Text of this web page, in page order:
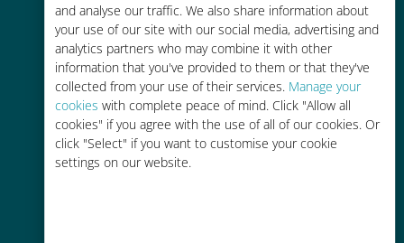
and analyse our traffic. We also share information about
your use of our site with our social media, advertising and
analytics partners who may combine it with other
information that you've provided to them or that they've
collected from your use of their services. Manage your
cookies with complete peace of mind. Click "Allow all
cookies" if you agree with the use of all of our cookies. Or
click "Select" if you want to customise your cookie
settings on our website.
Economico
Fino al 90% in meno rispetto alle
tariffe di roaming con il vostro
operatore attuale